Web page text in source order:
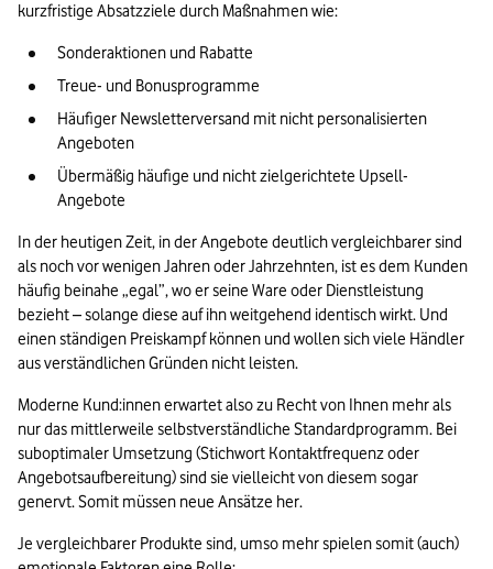
kurzfristige Absatzziele durch Maßnahmen wie:
Sonderaktionen und Rabatte
Treue- und Bonusprogramme
Häufiger Newsletterversand mit nicht personalisierten
Angeboten
Übermäßig häufige und nicht zielgerichtete Upsell-
Angebote
In der heutigen Zeit, in der Angebote deutlich vergleichbarer sind
als noch vor wenigen Jahren oder Jahrzehnten, ist es dem Kunden
häufig beinahe „egal”, wo er seine Ware oder Dienstleistung
bezieht – solange diese auf ihn weitgehend identisch wirkt. Und
einen ständigen Preiskampf können und wollen sich viele Händler
aus verständlichen Gründen nicht leisten.
Moderne Kund:innen erwartet also zu Recht von Ihnen mehr als
nur das mittlerweile selbstverständliche Standardprogramm. Bei
suboptimaler Umsetzung (Stichwort Kontaktfrequenz oder
Angebotsaufbereitung) sind sie vielleicht von diesem sogar
genervt. Somit müssen neue Ansätze her.
Je vergleichbarer Produkte sind, umso mehr spielen somit (auch)